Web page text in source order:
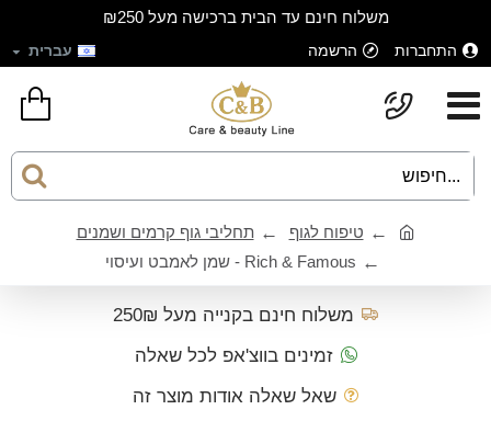
משלוח חינם עד הבית ברכישה מעל ₪250
התחברות הרשמה עברית
טיפוח לגוף
תחליבי גוף קרמים ושמנים
Rich & Famous - שמן לאמבט ועיסוי
משלוח חינם בקנייה מעל 250₪
זמינים בווצ'אפ לכל שאלה
שאל שאלה אודות מוצר זה